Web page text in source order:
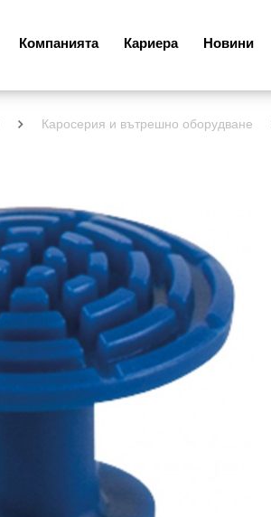
Компанията Кариера Новини
Каросерия и вътрешно оборудване